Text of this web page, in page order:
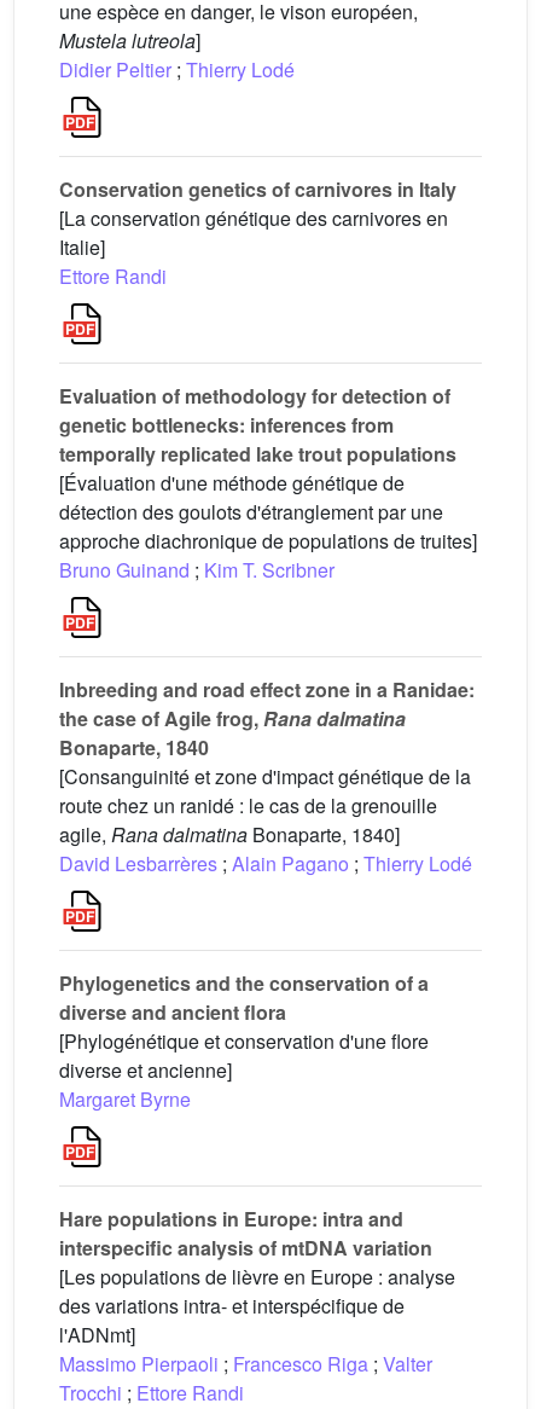
une espèce en danger, le vison européen,
Mustela lutreola]
Didier Peltier ; Thierry Lodé
Conservation genetics of carnivores in Italy
[La conservation génétique des carnivores en
Italie]
Ettore Randi
Evaluation of methodology for detection of
genetic bottlenecks: inferences from
temporally replicated lake trout populations
[Évaluation d'une méthode génétique de
détection des goulots d'étranglement par une
approche diachronique de populations de truites]
Bruno Guinand ; Kim T. Scribner
Inbreeding and road effect zone in a Ranidae:
the case of Agile frog,Rana dalmatina
Bonaparte, 1840
[Consanguinité et zone d'impact génétique de la
route chez un ranidé : le cas de la grenouille
agile, Rana dalmatina Bonaparte, 1840]
David Lesbarrères ; Alain Pagano ; Thierry Lodé
Phylogenetics and the conservation of a
diverse and ancient flora
[Phylogénétique et conservation d'une flore
diverse et ancienne]
Margaret Byrne
Hare populations in Europe: intra and
interspecific analysis of mtDNA variation
[Les populations de lièvre en Europe : analyse
des variations intra- et interspécifique de
l'ADNmt]
Massimo Pierpaoli ; Francesco Riga ; Valter
Trocchi ; Ettore Randi